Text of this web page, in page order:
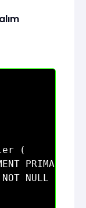
(
PRIMARY
NULL